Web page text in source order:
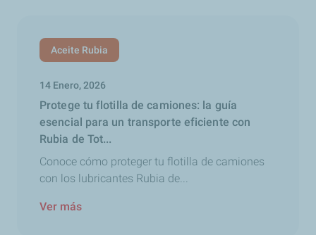
Aceite Rubia
14 Enero, 2026
Protege tu flotilla de camiones: la guía
esencial para un transporte eficiente con
Rubia de Tot...
Conoce cómo proteger tu flotilla de camiones
con los lubricantes Rubia de...
Ver más